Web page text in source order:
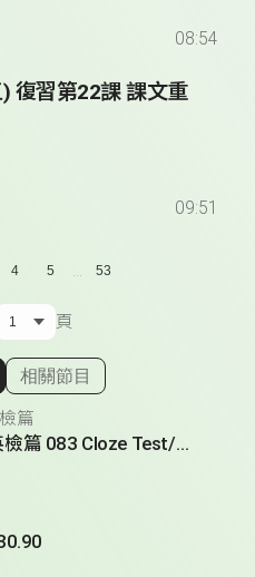
08:54
復習第22課 課文重
09:51
4 5 ... 53
頁
顯示相關單集
相關節目
篇
超級英語通-英檢篇 083 Cloze Test/段落填空-13